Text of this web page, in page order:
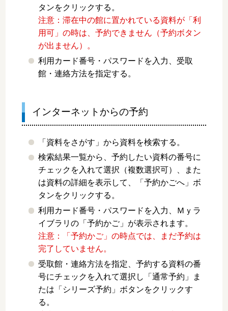
タンをクリックする。
注意：滞在中の館に置かれている資料が「利
用可」の時は、予約できません（予約ボタン
が出ません）。
利用カード番号・パスワードを入力、受取
館・連絡方法を指定する。
インターネットからの予約
「資料をさがす」から資料を検索する。
検索結果一覧から、予約したい資料の番号に
チェックを入れて選択（複数選択可）、また
は資料の詳細を表示して、「予約かごへ」ボ
タンをクリックする。
利用カード番号・パスワードを入力、Ｍｙラ
イブラリの「予約かご」が表示されます。
注意：「予約かご」の時点では、まだ予約は
完了していません。
受取館・連絡方法を指定、予約する資料の番
号にチェックを入れて選択し「通常予約」ま
たは「シリーズ予約」ボタンをクリックす
る。